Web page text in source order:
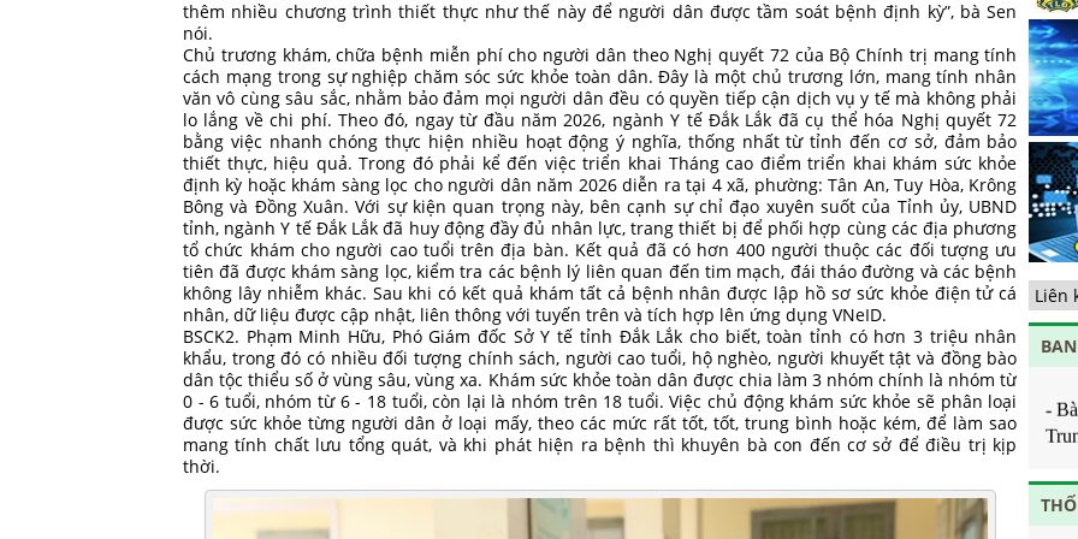
thêm nhiều chương trình thiết thực như thế này để người dân được tầm soát bệnh định kỳ”, bà Sen
nói.
Chủ trương khám, chữa bệnh miễn phí cho người dân theo Nghị quyết 72 của Bộ Chính trị mang tính
cách mạng trong sự nghiệp chăm sóc sức khỏe toàn dân. Đây là một chủ trương lớn, mang tính nhân
văn vô cùng sâu sắc, nhằm bảo đảm mọi người dân đều có quyền tiếp cận dịch vụ y tế mà không phải
lo lắng về chi phí. Theo đó, ngay từ đầu năm 2026, ngành Y tế Đắk Lắk đã cụ thể hóa Nghị quyết 72
bằng việc nhanh chóng thực hiện nhiều hoạt động ý nghĩa, thống nhất từ tỉnh đến cơ sở, đảm bảo
thiết thực, hiệu quả. Trong đó phải kể đến việc triển khai Tháng cao điểm triển khai khám sức khỏe
định kỳ hoặc khám sàng lọc cho người dân năm 2026 diễn ra tại 4 xã, phường: Tân An, Tuy Hòa, Krông
Bông và Đồng Xuân. Với sự kiện quan trọng này, bên cạnh sự chỉ đạo xuyên suốt của Tỉnh ủy, UBND
tỉnh, ngành Y tế Đắk Lắk đã huy động đầy đủ nhân lực, trang thiết bị để phối hợp cùng các địa phương
tổ chức khám cho người cao tuổi trên địa bàn. Kết quả đã có hơn 400 người thuộc các đối tượng ưu
tiên đã được khám sàng lọc, kiểm tra các bệnh lý liên quan đến tim mạch, đái tháo đường và các bệnh
không lây nhiễm khác. Sau khi có kết quả khám tất cả bệnh nhân được lập hồ sơ sức khỏe điện tử cá
nhân, dữ liệu được cập nhật, liên thông với tuyến trên và tích hợp lên ứng dụng VNeID.
BSCK2. Phạm Minh Hữu, Phó Giám đốc Sở Y tế tỉnh Đắk Lắk cho biết, toàn tỉnh có hơn 3 triệu nhân
khẩu, trong đó có nhiều đối tượng chính sách, người cao tuổi, hộ nghèo, người khuyết tật và đồng bào
dân tộc thiểu số ở vùng sâu, vùng xa. Khám sức khỏe toàn dân được chia làm 3 nhóm chính là nhóm từ
0 - 6 tuổi, nhóm từ 6 - 18 tuổi, còn lại là nhóm trên 18 tuổi. Việc chủ động khám sức khỏe sẽ phân loại
được sức khỏe từng người dân ở loại mấy, theo các mức rất tốt, tốt, trung bình hoặc kém, để làm sao
mang tính chất lưu tổng quát, và khi phát hiện ra bệnh thì khuyên bà con đến cơ sở để điều trị kịp
thời.
tế
-
-
-
-
-
-